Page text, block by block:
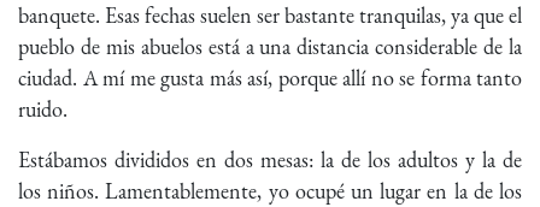
banquete. Esas fechas suelen ser bastante tranquilas, ya que el
pueblo de mis abuelos está a una distancia considerable de la
ciudad. A mí me gusta más así, porque allí no se forma tanto
ruido.
Estábamos divididos en dos mesas: la de los adultos y la de
los niños. Lamentablemente, yo ocupé un lugar en la de los